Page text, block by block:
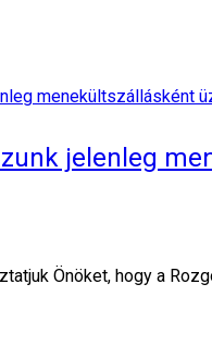
jelenleg
Önöket, hogy a